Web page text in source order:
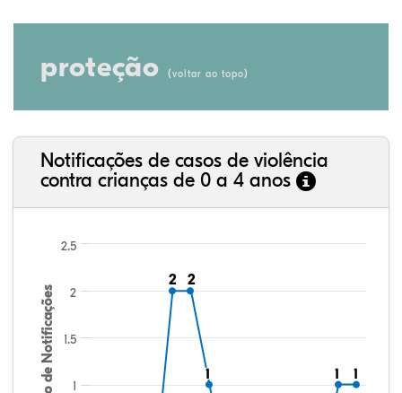
proteção (voltar ao topo)
Notificações de casos de violência
contra crianças de 0 a 4 anos
Número de Notificações
2
2 2
2
11 11 11
1
1.5
2
2.5